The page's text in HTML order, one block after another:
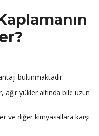
bulunmaktadır:
ağır yükler altında bile uzun
ve diğer kimyasallara karşı